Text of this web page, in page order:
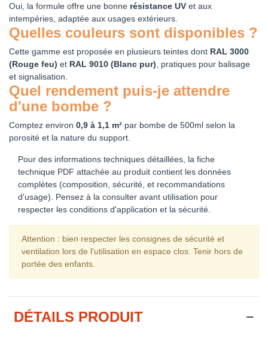
Oui, la formule offre une bonne résistance UV et aux
intempéries, adaptée aux usages extérieurs.
Quelles couleurs sont disponibles ?
Cette gamme est proposée en plusieurs teintes dont RAL 3000
(Rouge feu) et RAL 9010 (Blanc pur) , pratiques pour balisage
et signalisation.
Quel rendement puis-je attendre
d'une bombe ?
Comptez environ 0,9 à 1,1 m² par bombe de 500ml selon la
porosité et la nature du support.
Pour des informations techniques détaillées, la fiche
technique PDF attachée au produit contient les données
complètes (composition, sécurité, et recommandations
d'usage). Pensez à la consulter avant utilisation pour
respecter les conditions d'application et la sécurité.
Attention : bien respecter les consignes de sécurité et
ventilation lors de l'utilisation en espace clos. Tenir hors de
portée des enfants.
DÉTAILS PRODUIT